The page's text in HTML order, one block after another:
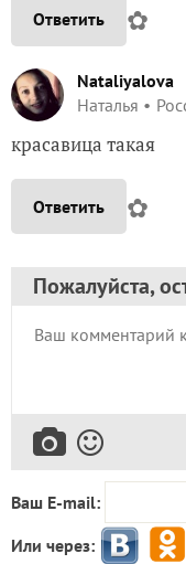
Ответить ✿
Nataliyalova
Наталья
красавица такая
Ответить ✿
Пожалуйста,
Ваш E-mail:
Или через: